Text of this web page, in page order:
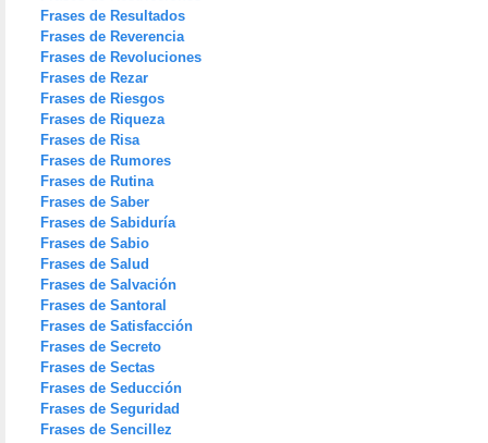
Frases de Resultados
Frases de Reverencia
Frases de Revoluciones
Frases de Rezar
Frases de Riesgos
Frases de Riqueza
Frases de Risa
Frases de Rumores
Frases de Rutina
Frases de Saber
Frases de Sabiduría
Frases de Sabio
Frases de Salud
Frases de Salvación
Frases de Santoral
Frases de Satisfacción
Frases de Secreto
Frases de Sectas
Frases de Seducción
Frases de Seguridad
Frases de Sencillez